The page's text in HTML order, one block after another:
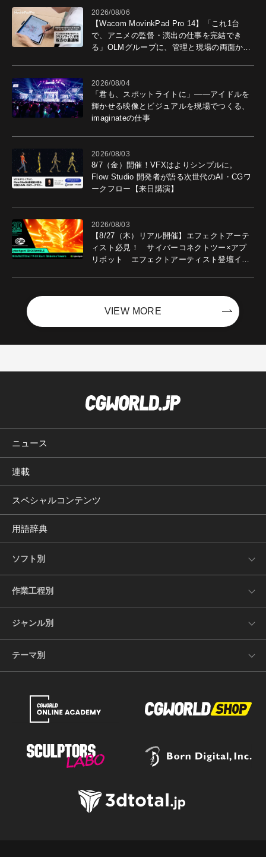
2026/08/06
【Wacom MovinkPad Pro 14】「これ1台
で、アニメの監督・演出の仕事を完結でき
る」OLMグループに、管理と現場の両面から
2026/08/04
「君も、スポットライトに」――アイドルを
輝かせる映像とビジュアルを現場でつくる、
imaginateの仕事
2026/08/03
8/7（金）開催！VFXはよりシンプルに。
Flow Studio 開発者が語る次世代のAI・CGワ
ークフロー【来日講演】
2026/08/03
【8/27（木）リアル開催】エフェクトアーテ
ィスト必見！ サイバーコネクトツー×アプ
リボット エフェクトアーティスト登壇イベ
VIEW MORE
ニュース
連載
スペシャルコンテンツ
用語辞典
ソフト別
作業工程別
ジャンル別
テーマ別